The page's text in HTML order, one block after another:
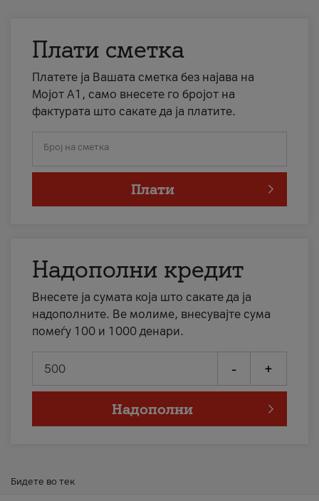
Плати сметка
Платете ја Вашата сметка без најава на
Мојот А1, само внесете го бројот на
фактурата што сакате да ја платите.
Број на сметка
Плати
Надополни кредит
Внесете ја сумата која што сакате да ја
надополните. Ве молиме, внесувајте сума
помеѓу 100 и 1000 денари.
- +
Надополни
Бидете во тек